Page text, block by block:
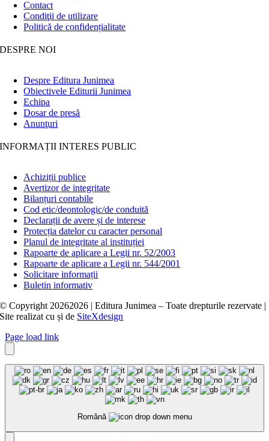
Contact
Condiţii de utilizare
Politică de confidențialitate
DESPRE NOI
Despre Editura Junimea
Obiectivele Editurii Junimea
Echipa
Dosar de presă
Anunţuri
INFORMAȚII INTERES PUBLIC
Achiziții publice
Avertizor de integritate
Bilanțuri contabile
Cod etic/deontologic/de conduită
Declarații de avere și de interese
Protecția datelor cu caracter personal
Planul de integritate al instituției
Rapoarte de aplicare a Legii nr. 52/2003
Rapoarte de aplicare a Legii nr. 544/2001
Solicitare informații
Buletin informativ
© Copyright 20262026 | Editura Junimea – Toate drepturile rezervate |
Site realizat cușide SiteXdesign
Page load link
Română